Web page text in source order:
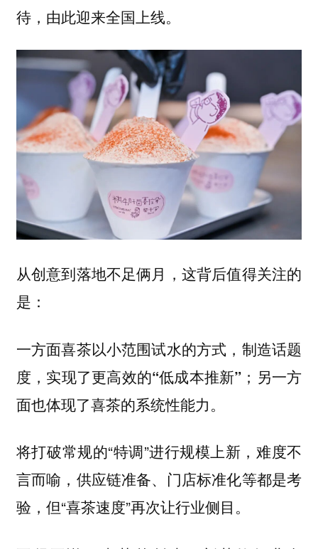
待，由此迎来全国上线。
从创意到落地不足俩月，这背后值得关注的
是：
一方面喜茶以小范围试水的方式，制造话题
度，实现了更高效的“低成本推新” ；另一方
面也体现了喜茶的系统性能力。
将打破常规的“特调”进行规模上新，难度不
言而喻，供应链准备、门店标准化等都是考
验，但“喜茶速度”再次让行业侧目。